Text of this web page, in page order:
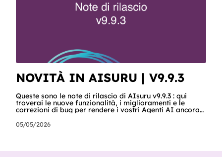
NOVITÀ IN AISURU | V9.9.3
Queste sono le note di rilascio di AIsuru v9.9.3 : qui
troverai le nuove funzionalità, i miglioramenti e le
correzioni di bug per rendere i vostri Agenti AI ancora
MIGLIORAMENTI! SCORM Abbiamo introdotto una
nuova funzionalità che consente agli utenti di esportare
agente conversazionale in un modulo di apprendimento
05/05/2026